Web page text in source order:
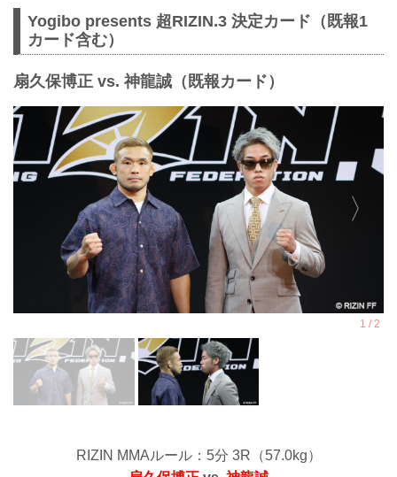
Yogibo presents 超RIZIN.3 決定カード（既報1
カード含む）
扇久保博正 vs. 神龍誠（既報カード）
RIZIN MMAルール：5分 3R（57.0kg）